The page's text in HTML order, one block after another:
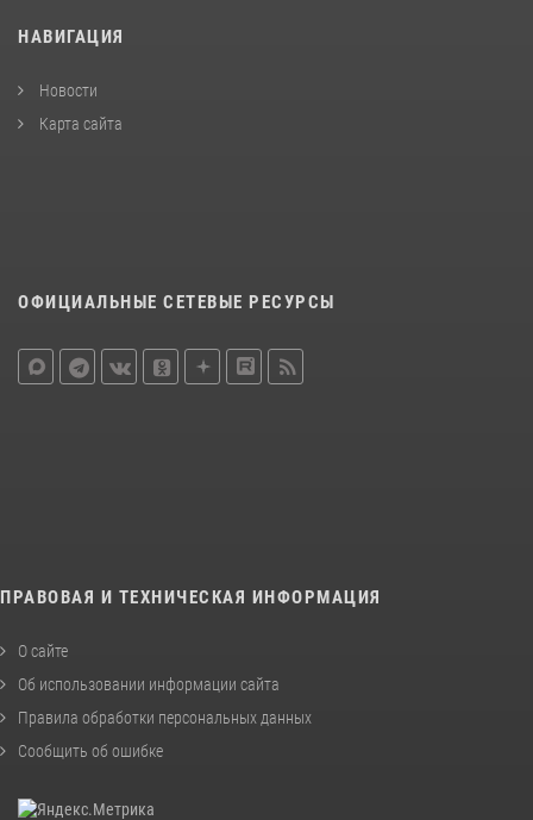
НАВИГАЦИЯ
Новости
Карта сайта
ОФИЦИАЛЬНЫЕ СЕТЕВЫЕ РЕСУРСЫ
ПРАВОВАЯ И ТЕХНИЧЕСКАЯ ИНФОРМАЦИЯ
О сайте
Об использовании информации сайта
Правила обработки персональных данных
Сообщить об ошибке